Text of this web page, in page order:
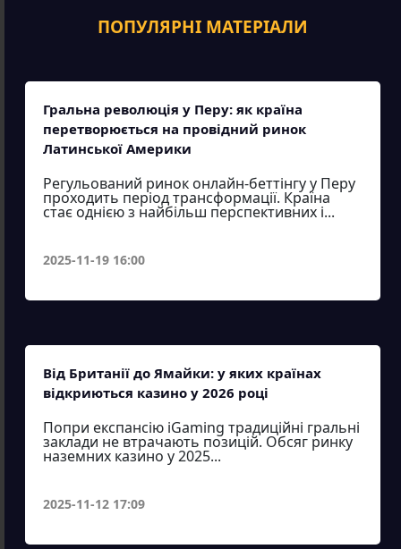
ПОПУЛЯРНІ МАТЕРІАЛИ
Гральна революція у Перу: як країна
перетворюється на провідний ринок
Латинської Америки
Регульований ринок онлайн-беттінгу у Перу
проходить період трансформації. Країна
стає однією з найбільш перспективних і...
2025-11-19 16:00
Від Британії до Ямайки: у яких країнах
відкриються казино у 2026 році
Попри експансію iGaming традиційні гральні
заклади не втрачають позицій. Обсяг ринку
наземних казино у 2025...
2025-11-12 17:09